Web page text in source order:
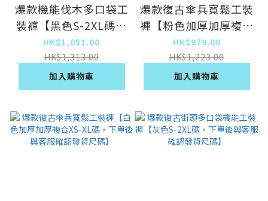
爆款機能伐木多口袋工
裝褲【黑色S-2XL碼，
下單後與客服確認發貨
尺碼】
HK$1,051.00
HK$1,313.00
加入購物車
爆款復古傘兵寬鬆工裝
褲【粉色加厚加厚複合
XS-XL碼，下單後與客
服確認發貨尺碼】
HK$979.00
HK$1,223.00
加入購物車